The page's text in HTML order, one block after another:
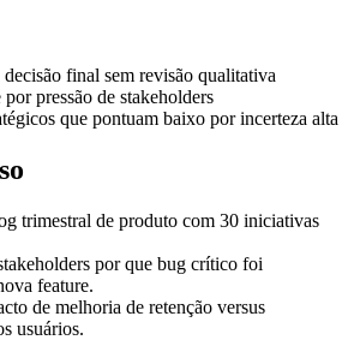
final sem revisão qualitativa
pressão de stakeholders
que pontuam baixo por incerteza alta
trimestral de produto com 30 iniciativas
por que bug crítico foi
feature.
de melhoria de retenção versus
usuários.